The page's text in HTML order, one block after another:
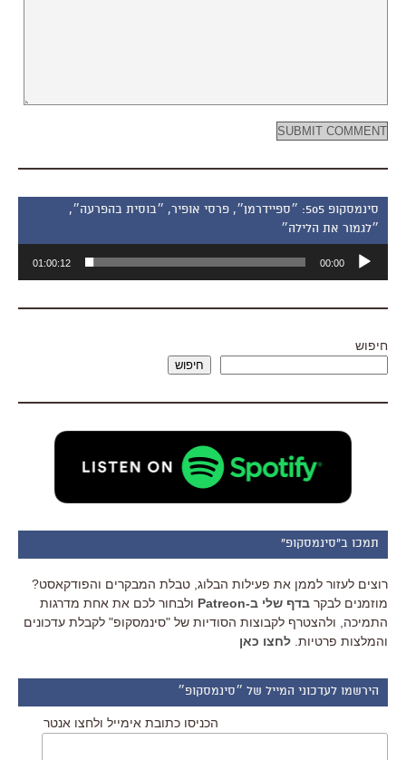
סינמסקופ 505: ״ספיידרמן״, פרסי אופיר, ״בוסית בהפרעה״,
״לגמור את הלילה״
אודיו
00:00
01:00:12
חיפוש
חיפוש
תמכו ב"סינמסקופ"
רוצים לעזור לממן את פעילות הבלוג, טבלת המבקרים והפודקאסט?
מוזמנים לבקר בדף שלי ב-Patreon
ולבחור לכם את אחת מדרגות
התמיכה, ולהצטרף לקבוצות הסודיות של "סינמסקופ" לקבלת עדכונים
והמלצות פרטיות. לחצו כאן
הירשמו לעדכוני המייל של ״סינמסקופ״
הכניסו כתובת אימייל ולחצו אנטר